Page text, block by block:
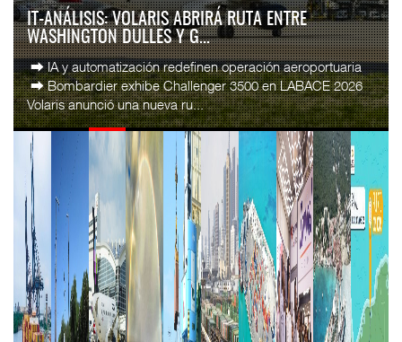
IT-ANÁLISIS: VOLARIS ABRIRÁ RUTA ENTRE
WASHINGTON DULLES Y G...
⮕ IA y automatización redefinen operación aeroportuaria
⮕ Bombardier exhibe Challenger 3500 en LABACE 2026
Volaris anunció una nueva ru...